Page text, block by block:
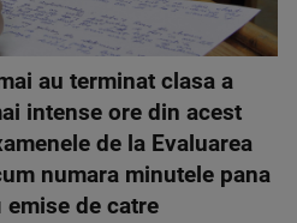
au terminat clasa a
intense ore din acest
de la Evaluarea
numara minutele pana
de catre